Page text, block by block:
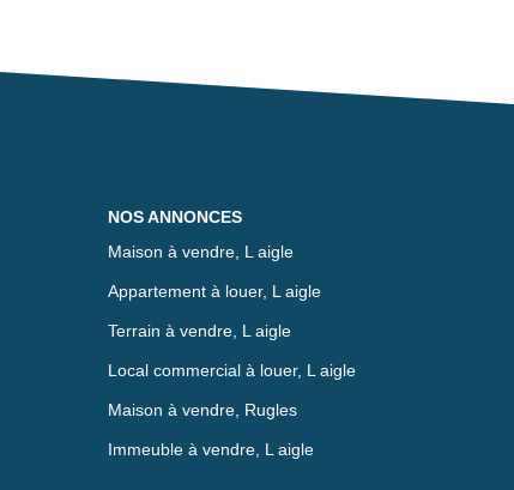
NOS ANNONCES
Maison à vendre, L aigle
Appartement à louer, L aigle
Terrain à vendre, L aigle
Local commercial à louer, L aigle
Maison à vendre, Rugles
Immeuble à vendre, L aigle